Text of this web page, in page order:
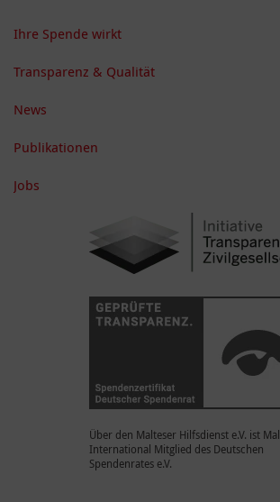
Ihre Spende wirkt
Transparenz & Qualität
News
Publikationen
Jobs
Über den Malteser Hilfsdienst e.V. ist
International Mitglied des Deutschen
Spendenrates e.V.